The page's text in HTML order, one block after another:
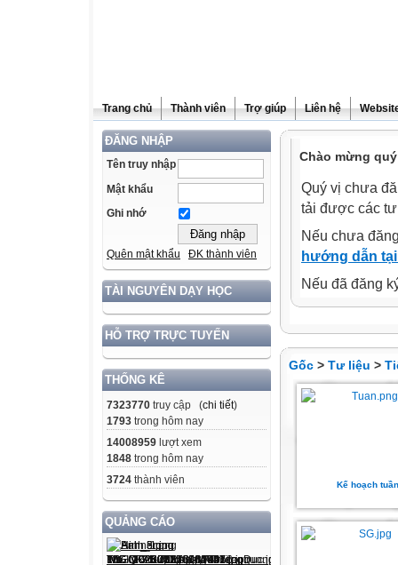
Trang chủ Thành viên Trợ giúp Liên hệ
ĐĂNG NHẬP
Tên truy nhập
Mật khẩu
Ghi nhớ
Quên mật khẩu ĐK thành viên
TÀI NGUYÊN DẠY HỌC
HỖ TRỢ TRỰC TUYẾN
THỐNG KÊ
7323770 truy cập (chi tiết)
1793 trong hôm nay
14008959 lượt xem
1848 trong hôm nay
3724 thành viên
QUẢNG CÁO
Chào mừng
Quý vị chưa
tải được các
Nếu chưa
hướng dẫn
Nếu đã đăng
Gốc > Tư liệu >
Kế hoạch tuần